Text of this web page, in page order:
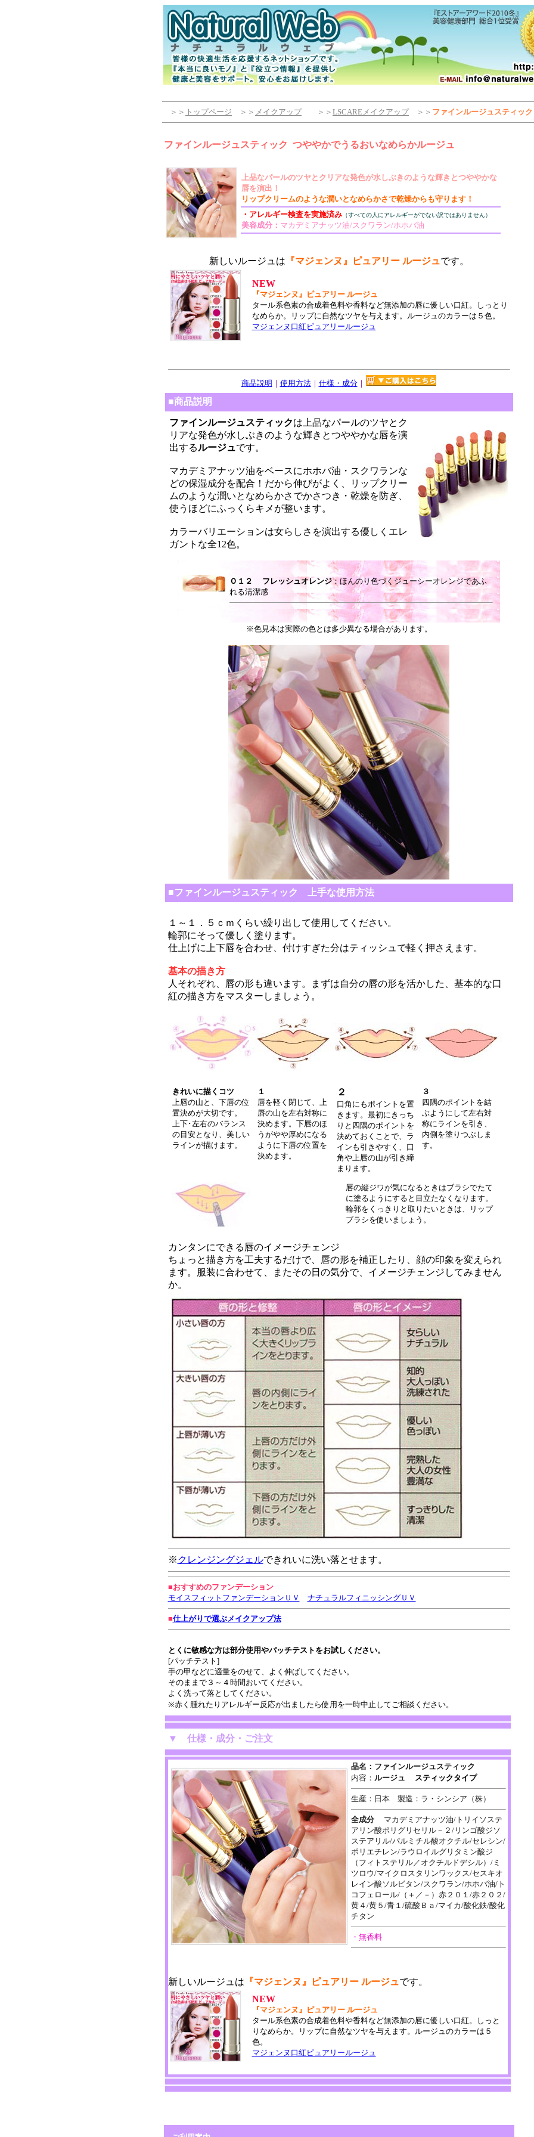
＞＞ トップページ ＞＞ メイクアップ＞＞ LSCAREメイクアップ＞＞ ファインルージュスティック
ファインルージュスティック つややかでうるおいなめらかルージュ
上品なパールのツヤとクリアな発色が水しぶきのような輝きとつややかな
唇を演出！
リップクリームのような潤いとなめらかさで乾燥からも守ります！
・アレルギー検査を実施済み（すべての人にアレルギーがでない訳ではありません）
美容成分： マカデミアナッツ油/スクワラン/ホホバ油
新しいルージュは 『マジェンヌ』ピュアリー ルージュです。
NEW
『マジェンヌ』ピュアリー ルージュ
タール系色素の合成着色料や香料など無添加の唇に優しい口紅。しっとり
なめらか。リップに自然なツヤを与えます。ルージュのカラーは５色。
マジェンヌ口紅ピュアリールージュ
商品説明 ｜ 使用方法｜ 仕様・成分｜
■商品説明
ファインルージュスティックは上品なパールのツヤとク
リアな発色が水しぶきのような輝きとつややかな唇を演
出するルージュです。
マカデミアナッツ油をベースにホホバ油・スクワランな
どの保湿成分を配合！だから伸びがよく、リップクリー
ムのような潤いとなめらかさでかさつき・乾燥を防ぎ、
使うほどにふっくらキメが整います。
カラーバリエーションは女らしさを演出する優しくエレ
ガントな全12色。
Ｏ１２ フレッシュオレンジ：ほんのり色づくジューシーオレンジであふ
れる清潔感
※色見本は実際の色とは多少異なる場合があります。
■ファインルージュスティック 上手な使用方法
１～１．５ｃｍくらい繰り出して使用してください。
輪郭にそって優しく塗ります。
仕上げに上下唇を合わせ、付けすぎた分はティッシュで軽く押さえます。
基本の描き方
人それぞれ、唇の形も違います。まずは自分の唇の形を活かした、基本的な口
紅の描き方をマスターしましょう。
きれいに描くコツ
上唇の山と、下唇の位
置決めが大切です。
上下･左右のバランス
の目安となり、美しい
ラインが描けます。
１
唇を軽く閉じて、上
唇の山を左右対称に
決めます。下唇のほ
うがやや厚めになる
ように下唇の位置を
決めます。
２
口角にもポイントを置
きます。最初にきっち
りと四隅のポイントを
決めておくことで、ラ
インも引きやすく、口
角や上唇の山が引き締
まります。
３
四隅のポイントを結
ぶようにして左右対
称にラインを引き、
内側を塗りつぶしま
す。
唇の縦ジワが気になるときはブラシでたて
に塗るようにすると目立たなくなります。
輪郭をくっきりと取りたいときは、リップ
ブラシを使いましょう。
カンタンにできる唇のイメージチェンジ
ちょっと描き方を工夫するだけで、唇の形を補正したり、顔の印象を変えられ
ます。服装に合わせて、またその日の気分で、イメージチェンジしてみません
か。
※ クレンジングジェルできれいに洗い落とせます。
■おすすめのファンデーション
モイスフィットファンデーションＵＶ
ナチュラルフィニッシングＵＶ
■仕上がりで選ぶメイクアップ法
とくに敏感な方は部分使用やパッチテストをお試しください。
[パッチテスト]
手の甲などに適量をのせて、よく伸ばしてください。
そのままで３～４時間おいてください。
よく洗って落としてください。
※赤く腫れたりアレルギー反応が出ましたら使用を一時中止してご相談ください。
▼ 仕様・成分・ご注文
品名： ファインルージュスティック
内容： ルージュ スティックタイプ
生産：日本 製造：ラ・シンシア（株）
全成分マカデミアナッツ油/トリイソステ
アリン酸ポリグリセリル－２/リンゴ酸ジソ
ステアリル/パルミチル酸オクチル/セレシン/
ポリエチレン/ラウロイルグリタミン酸ジ
（フィトステリル／オクチルドデシル）/ミ
ツロウ/マイクロスタリンワックス/セスキオ
レイン酸ソルビタン/スクワラン/ホホバ油/ト
コフェロール/（＋／－）赤２０１/赤２０２/
黄４/黄５/青１/硫酸Ｂａ/マイカ/酸化鉄/酸化
チタン
・無香料
新しいルージュは 『マジェンヌ』ピュアリー ルージュです。
NEW
『マジェンヌ』ピュアリー ルージュ
タール系色素の合成着色料や香料など無添加の唇に優しい口紅。しっと
りなめらか。リップに自然なツヤを与えます。ルージュのカラーは５
色。
マジェンヌ口紅ピュアリールージュ